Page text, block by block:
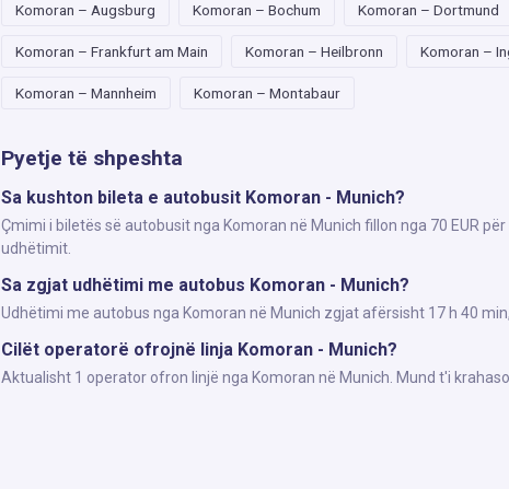
Komoran – Augsburg Komoran – Bochum Komoran – Dortmund
Komoran – Frankfurt am Main Komoran – Heilbronn Komoran –
Komoran – Mannheim Komoran – Montabaur
Pyetje të shpeshta
Sa kushton bileta e autobusit Komoran - Munich?
Çmimi i biletës së autobusit nga Komoran në Munich fillon nga 70 EUR
udhëtimit.
Sa zgjat udhëtimi me autobus Komoran - Munich?
Udhëtimi me autobus nga Komoran në Munich zgjat afërsisht 17 h 40
Cilët operatorë ofrojnë linja Komoran - Munich?
Aktualisht 1 operator ofron linjë nga Komoran në Munich. Mund t'i